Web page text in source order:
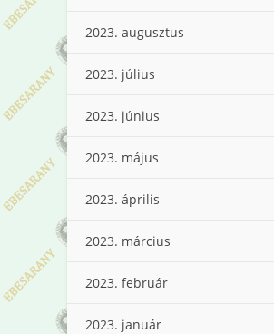
2023. augusztus
2023. július
2023. június
2023. május
2023. április
2023. március
2023. február
2023. január